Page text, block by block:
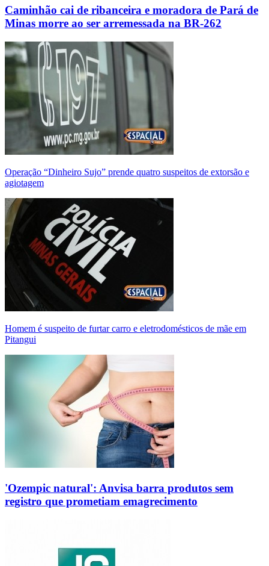
Caminhão cai de ribanceira e moradora de Pará de
Minas morre ao ser arremessada na BR-262
Operação “Dinheiro Sujo” prende quatro suspeitos de extorsão e
agiotagem
Homem é suspeito de furtar carro e eletrodomésticos de mãe em
Pitangui
'Ozempic natural': Anvisa barra produtos sem
registro que prometiam emagrecimento